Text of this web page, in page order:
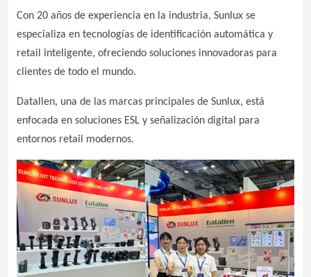
Con 20 años de experiencia en la industria, Sunlux se
especializa en tecnologías de identificación automática y
retail inteligente, ofreciendo soluciones innovadoras para
clientes de todo el mundo.
Datallen, una de las marcas principales de Sunlux, está
enfocada en soluciones ESL y señalización digital para
entornos retail modernos.